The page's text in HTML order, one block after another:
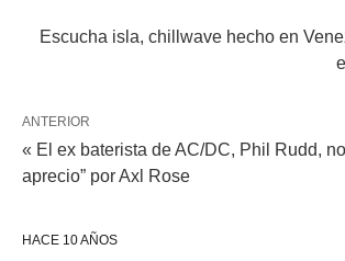
Escucha isla, chillwave hecho en
ANTERIOR
« El ex baterista de AC/DC, Phil Rudd,
aprecio” por Axl Rose
HACE 10 AÑOS